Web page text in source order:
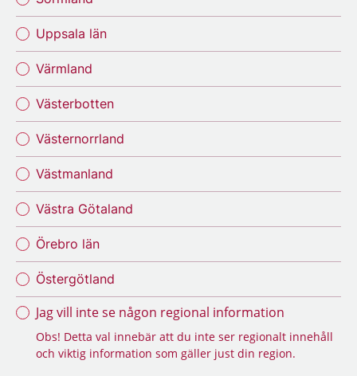
Uppsala län
Värmland
Västerbotten
Västernorrland
Västmanland
Västra Götaland
Örebro län
Östergötland
Jag vill inte se någon regional information
Obs! Detta val innebär att du inte ser regionalt innehåll
och viktig information som gäller just din region.